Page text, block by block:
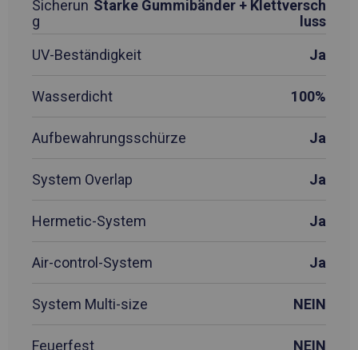
Sicherun
g
Starke Gummibänder + Klettversch
luss
UV-Beständigkeit
Ja
Wasserdicht 100%
Aufbewahrungsschürze Ja
System Overlap Ja
Hermetic-System Ja
Air-control-System Ja
System Multi-size NEIN
Feuerfest NEIN